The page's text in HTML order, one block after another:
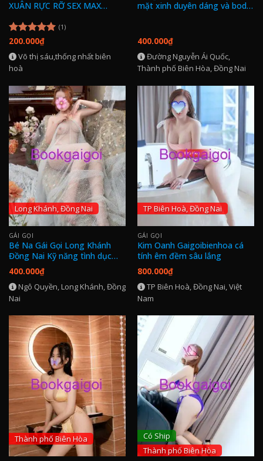
XUÂN RỰC RỠ SEX MAX
Được xếp
5 sao
(1)
200.000₫
Võ thị sáu,thống nhất biên
hoà
mặt xinh duyên dáng và body
400.000₫
Đường Nguyễn Ái Quốc,
Thành phố Biên Hòa, Đồng Nai
Long Khánh, Đồng Nai
GÁI GỌI
Bé Na Gái Gọi Long Khánh
Đồng Nai Kỹ năng tình dục
đỉnh
400.000₫
Ngô Quyền, Long Khánh, Đồng
Nai
TP Biên Hoà, Đồng Nai
GÁI GỌI
Kim Oanh Gaigoibienhoa cá
tính êm đềm sâu lắng
800.000₫
TP Biên Hoà, Đồng Nai, Việt
Nam
Thành phố Biên Hòa
Có Ship
Thành phố Biên Hòa